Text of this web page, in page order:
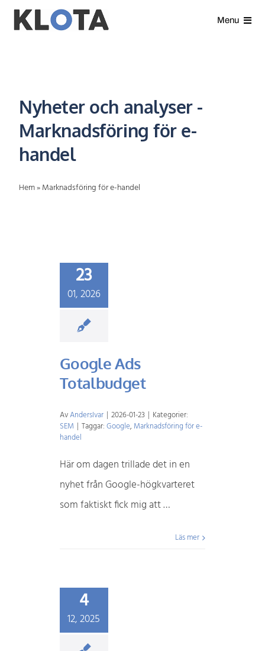
direkt
Menu
Nyheter och analyser -
Marknadsföring för e-
handel
Hem»Marknadsföring för e-handel
23
01, 2026
Google Ads
Totalbudget
AvAndersIvar | 2026-01-23 | Kategorier:
SEM | Taggar:Google, Marknadsföring för e-
handel
Här om dagen trillade det in en
nyhet från Google-högkvarteret
som faktiskt fick mig att …
Läs mer
4
12, 2025